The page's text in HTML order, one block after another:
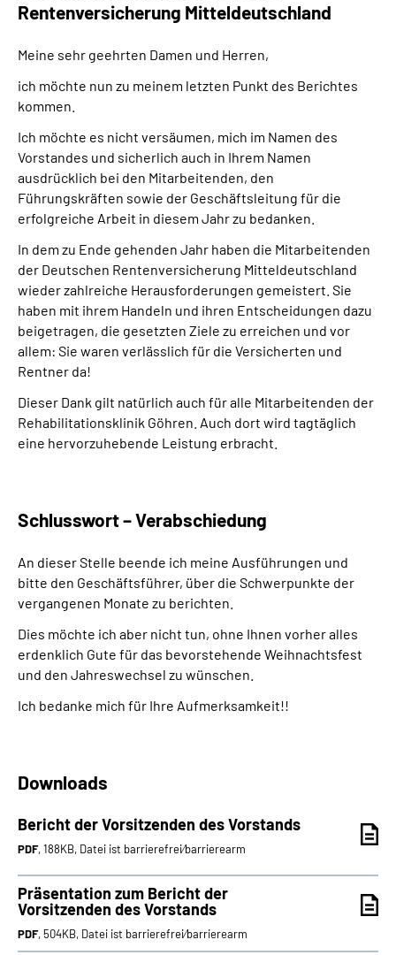
Rentenversicherung Mitteldeutschland
Meine sehr geehrten Damen und Herren,
ich möchte nun zu meinem letzten Punkt des Berichtes
kommen.
Ich möchte es nicht versäumen, mich im Namen des
Vorstandes und sicherlich auch in Ihrem Namen
ausdrücklich bei den Mitarbeitenden, den
Führungskräften sowie der Geschäftsleitung für die
erfolgreiche Arbeit in diesem Jahr zu bedanken.
In dem zu Ende gehenden Jahr haben die Mitarbeitenden
der Deutschen Rentenversicherung Mitteldeutschland
wieder zahlreiche Herausforderungen gemeistert. Sie
haben mit ihrem Handeln und ihren Entscheidungen dazu
beigetragen, die gesetzten Ziele zu erreichen und vor
allem: Sie waren verlässlich für die Versicherten und
Rentner da!
Dieser Dank gilt natürlich auch für alle Mitarbeitenden der
Rehabilitationsklinik Göhren. Auch dort wird tagtäglich
eine hervorzuhebende Leistung erbracht.
Schlusswort – Verabschiedung
An dieser Stelle beende ich meine Ausführungen und
bitte den Geschäftsführer, über die Schwerpunkte der
vergangenen Monate zu berichten.
Dies möchte ich aber nicht tun, ohne Ihnen vorher alles
erdenklich Gute für das bevorstehende Weihnachtsfest
und den Jahreswechsel zu wünschen.
Ich bedanke mich für Ihre Aufmerksamkeit!!
Downloads
Bericht der Vorsitzenden des Vorstands
PDF, 188KB, Datei ist barrierefrei⁄barrierearm
Präsentation zum Bericht der
Vorsitzenden des Vorstands
PDF, 504KB, Datei ist barrierefrei⁄barrierearm